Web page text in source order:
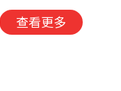
查看更多